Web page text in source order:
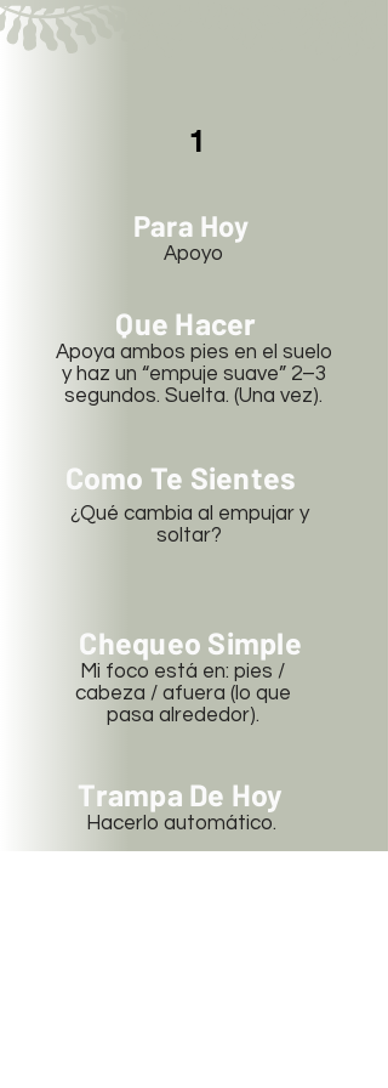
1
Para Hoy
Apoyo
Que Hacer
Apoya ambos pies en el suelo
y haz un “empuje suave” 2–3
segundos. Suelta. (Una vez).
Como Te Sientes
¿Qué cambia al empujar y
soltar?
Chequeo Simple
Mi foco está en: pies /
cabeza / afuera (lo que
pasa alrededor).
Trampa De Hoy
Hacerlo automático.